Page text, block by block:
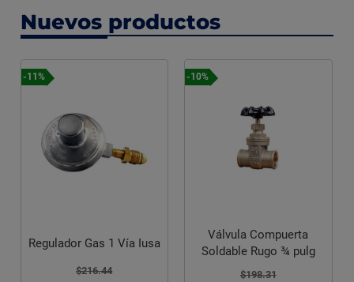
Nuevos productos
-11%
Regulador Gas 1 Vía Iusa
$216.44
-10%
Válvula Compuerta
Soldable Rugo ¾ pulg
$198.31